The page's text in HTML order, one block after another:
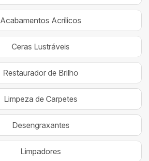
Acabamentos Acrílicos
Ceras Lustráveis
Restaurador de Brilho
Limpeza de Carpetes
Desengraxantes
Limpadores